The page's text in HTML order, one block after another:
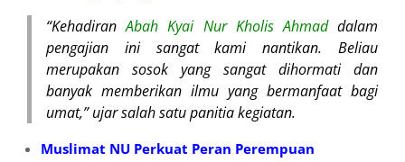
“KehadiranAbah Kyai Nur Kholis Ahmaddalam
pengajian ini sangat kami nantikan. Beliau
merupakan sosok yang sangat dihormati dan
banyak memberikan ilmu yang bermanfaat bagi
umat,” ujar salah satu panitia kegiatan.
Muslimat NU Perkuat Peran Perempuan